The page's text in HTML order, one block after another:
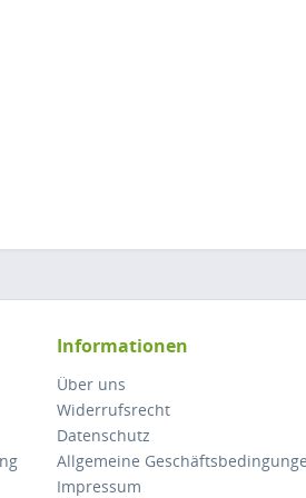
Informationen
Über uns
Widerrufsrecht
Datenschutz
Allgemeine
Impressum